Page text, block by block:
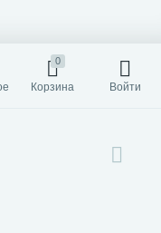
0
Корзина Войти